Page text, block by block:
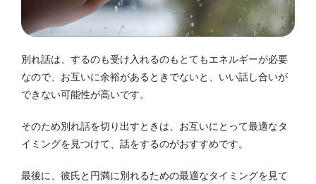
別れ話は、するのも受け入れるのもとてもエネルギーが必要
なので、お互いに余裕があるときでないと、いい話し合いが
できない可能性が高いです。
そのため別れ話を切り出すときは、お互いにとって最適なタ
イミングを見つけて、話をするのがおすすめです。
最後に、彼氏と円満に別れるための最適なタイミングを見て